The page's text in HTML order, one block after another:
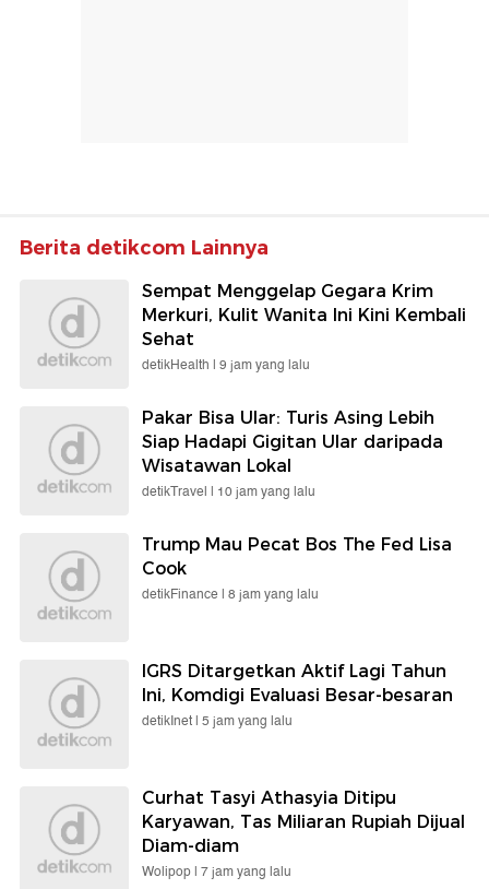
Berita detikcom Lainnya
Sempat Menggelap Gegara Krim
Merkuri, Kulit Wanita Ini Kini Kembali
Sehat
detikHealth | 9 jam yang lalu
Pakar Bisa Ular: Turis Asing Lebih
Siap Hadapi Gigitan Ular daripada
Wisatawan Lokal
detikTravel | 10 jam yang lalu
Trump Mau Pecat Bos The Fed Lisa
Cook
detikFinance | 8 jam yang lalu
IGRS Ditargetkan Aktif Lagi Tahun
Ini, Komdigi Evaluasi Besar-besaran
detikInet | 5 jam yang lalu
Curhat Tasyi Athasyia Ditipu
Karyawan, Tas Miliaran Rupiah Dijual
Diam-diam
Wolipop | 7 jam yang lalu